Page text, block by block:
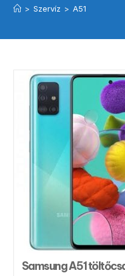
> Szervíz > A51
Samsung A51